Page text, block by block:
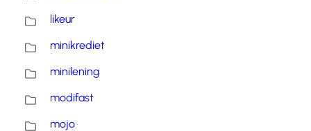
likeur
minikrediet
minilening
modifast
mojo